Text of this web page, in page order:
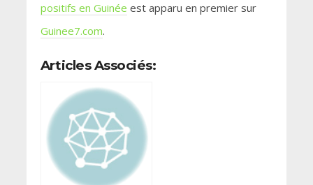
positifs en Guinée est apparu en premier sur
Guinee7.com.
Articles Associés: